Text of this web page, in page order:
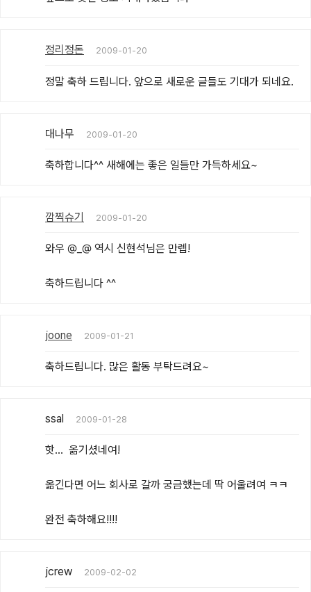
정리정돈 2009-01-20
정말 축하 드립니다. 앞으로 새로운 글들도 기대가 되네요.
대나무 2009-01-20
축하합니다^^ 새해에는 좋은 일들만 가득하세요~
깜찍슈기 2009-01-20
와우 @_@ 역시 신현석님은 만렙!
축하드립니다 ^^
joone 2009-01-21
축하드립니다. 많은 활동 부탁드려요~
ssal 2009-01-28
핫...  옮기셨네여!
옮긴다면 어느 회사로 갈까 궁금했는데 딱 어울려여 ㅋㅋ
완전 축하해요!!!!
jcrew 2009-02-02